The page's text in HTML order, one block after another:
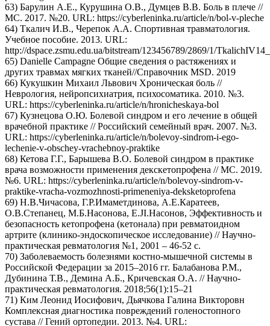
63) Барулин А.Е., Курушина О.В., Думцев В.В. Боль в плече //
МС. 2017. №20. URL: https://cyberleninka.ru/article/n/bol-v-pleche
64) Ткалич И.В., Черепок А.А. Спортивная травматология.
Учебное пособие. 2013. URL:
http://dspace.zsmu.edu.ua/bitstream/123456789/2869/1/
65) Danielle Campagne Общие сведения о растяжениях и
других травмах мягких тканей//Справочник MSD. 2019
66) Кукушкин Михаил Львович Хроническая боль //
Неврология, нейропсихиатрия, психосоматика. 2010. №3.
URL: https://cyberleninka.ru/article/n/hronicheskaya-bol
67) Кузнецова О.Ю. Болевой синдром и его лечение в общей
врачебной практике // Российский семейный врач. 2007. №3.
URL: https://cyberleninka.ru/article/n/bolevoy-sindrom-i-ego-
lechenie-v-obschey-vrachebnoy-praktike
68) Кетова Г.Г., Барышева В.О. Болевой синдром в практике
врача возможности применения декскетопрофена // МС. 2019.
№6. URL: https://cyberleninka.ru/article/n/bolevoy-sindrom-v-
praktike-vracha-vozmozhnosti-primeneniya-deksketoprofena
69) Н.В.Чичасова, Г.Р.Имаметдинова, А.Е.Каратеев,
О.В.Степанец, М.Б.Насонова, E.JI.Насонов, Эффективность и
безопасность кетопрофена (кетонала) при ревматоидном
артрите (клинико-эндоскопическое исследование) // Научно-
практическая ревматология №1, 2001 – 46-52 с.
70) Заболеваемость болезнями костно-мышечной системы в
Российской Федерации за 2015–2016 гг. Балабанова Р.М.,
Дубинина Т.В., Демина А.Б., Кричевская О.А. // Научно-
практическая ревматология. 2018;56(1):15–21
71) Ким Леонид Иосифович, Дьячкова Галина Викторовн
Комплексная диагностика повреждений голеностопного
сустава // Гений ортопедии. 2013. №4. URL: